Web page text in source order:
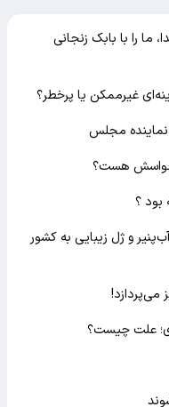
ما را با بابک زنجانی
غیرممکن یا پرخطر؟
نماینده مجلس
بود ؟
و ژل زیبایی به کشور
می‌پردازد!
علت چیست؟